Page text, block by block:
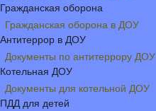
Гражданская оборона
Гражданская оборона в ДОУ
Антитеррор в ДОУ
Документы по антитеррору ДОУ
Котельная ДОУ
Документы для котельной ДОУ
ПДД для детей